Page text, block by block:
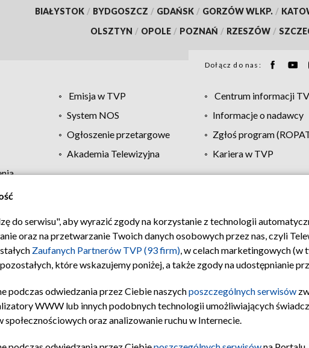
BIAŁYSTOK / BYDGOSZCZ / GDAŃSK / GORZÓW WLKP. /
OLSZTYN / OPOLE / POZNAŃ / RZESZÓW /
Dołącz do nas:
Emisja w TVP Centrum informacji
System NOS Informacje o nadawcy
Ogłoszenie przetargowe Zgłoś program
Akademia Telewizyjna Kariera w TVP
Regulamin TVP Polityka prywatności Moje zgody
do serwisu", aby wyrazić zgody na korzystanie z technologii
oraz na przetwarzanie Twoich danych osobowych przez nas, czyli
Zaufanych Partnerów TVP (93 firm), w celach marketingowych (w
które wskazujemy poniżej, a także zgody na udostępnianie
podczas odwiedzania przez Ciebie naszychposzczególnych serwisów
WWW lub innych podobnych technologii umożliwiających
oraz analizowanie ruchu w Internecie.